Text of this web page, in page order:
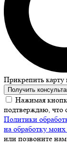
Прикрепить карту
Получить
Нажимая
подтверждаю, что
Политики
на обработку
или позвоните нам